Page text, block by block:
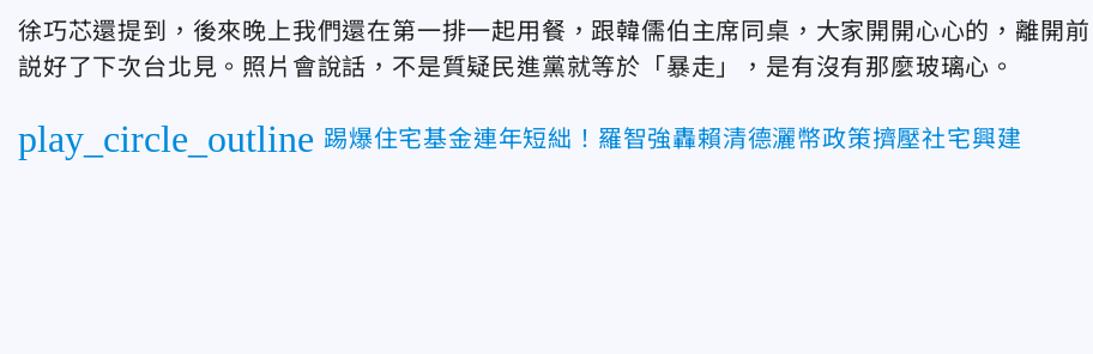
徐巧芯還提到，後來晚上我們還在第一排一起用餐，跟韓儒伯主席同桌，大家開開心心的，離開前
説好了下次台北見。照片會說話，不是質疑民進黨就等於「暴走」，是有沒有那麼玻璃心。
play_circle_outline 踢爆住宅基金連年短絀！羅智強轟賴清德灑幣政策擠壓社宅興建